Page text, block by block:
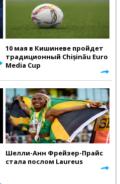
10 мая в Кишиневе пройдет
традиционный Chișinău Euro
Media Cup
Шелли-Анн Фрейзер-Прайс
стала послом Laureus